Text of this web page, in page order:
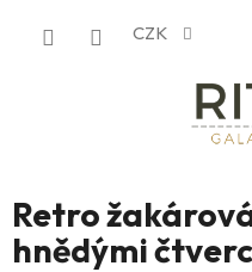
CZK
Retro
hnědými